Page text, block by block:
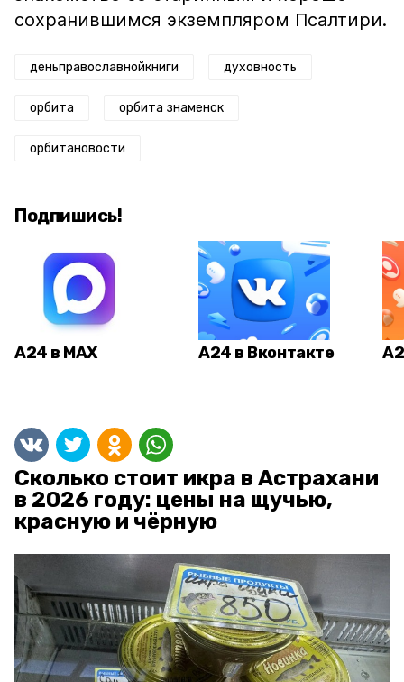
сохранившимся экземпляром Псалтири.
деньправославнойкниги духовность
орбита орбита знаменск
орбитановости
Подпишись!
А24 в MAX А24 в Вконтакте
Сколько стоит икра в Астрахани
в 2026 году: цены на щучью,
красную и чёрную